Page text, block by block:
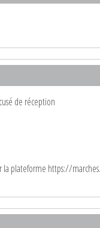
de réception
la plateforme https://